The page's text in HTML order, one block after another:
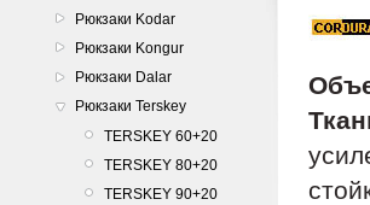
Рюкзаки Kodar
Рюкзаки Kongur
Рюкзаки Dalar
Рюкзаки Terskey
TERSKEY 60+20
TERSKEY 80+20
TERSKEY 90+20